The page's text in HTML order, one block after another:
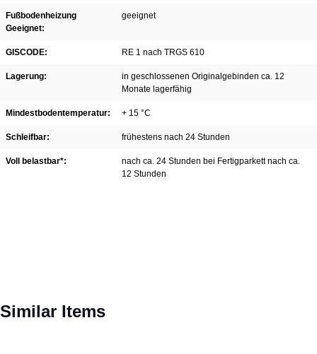
Fußbodenheizung
Geeignet:
geeignet
GISCODE: RE 1 nach TRGS 610
Lagerung:
in geschlossenen Originalgebinden ca. 12
Monate lagerfähig
Mindestbodentemperatur: + 15 °C
Schleifbar: frühestens nach 24 Stunden
Voll belastbar*:
nach ca. 24 Stunden bei Fertigparkett nach ca.
12 Stunden
Spring produktgalleriet over
Similar Items